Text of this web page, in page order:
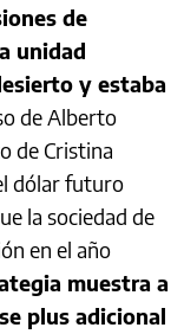
de
unidad
y estaba
de Alberto
de Cristina
dólar futuro
la sociedad de
en el año
muestra a
plus adicional